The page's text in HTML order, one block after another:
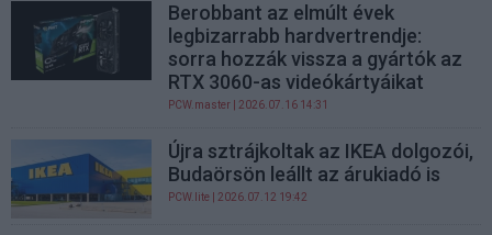
Berobbant az elmúlt évek
legbizarrabb hardvertrendje:
sorra hozzák vissza a gyártók az
RTX 3060-as videókártyáikat
PCW.master | 2026.07.16 14:31
Újra sztrájkoltak az IKEA dolgozói,
Budaörsön leállt az árukiadó is
PCW.lite | 2026.07.12 19:42